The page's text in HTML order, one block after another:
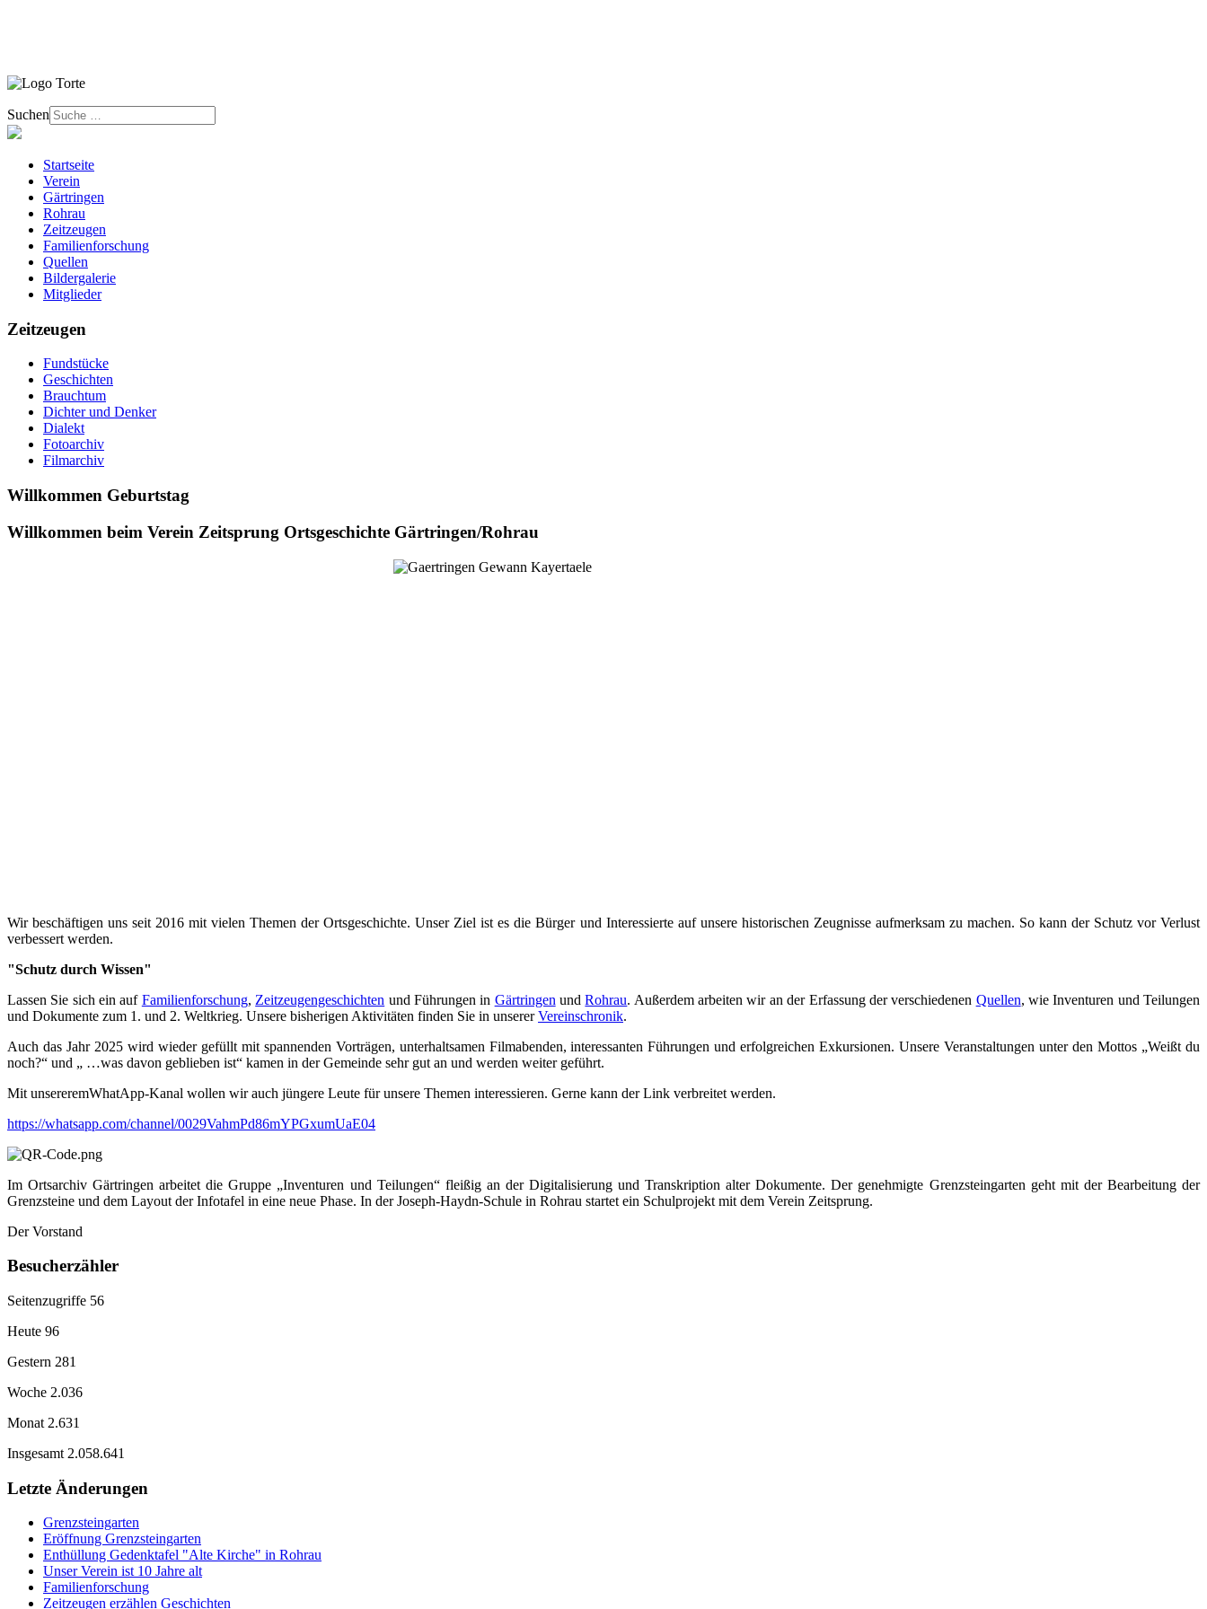
Suchen
Startseite
Verein
Gärtringen
Rohrau
Zeitzeugen
Familienforschung
Quellen
Bildergalerie
Mitglieder
Zeitzeugen
Fundstücke
Geschichten
Brauchtum
Dichter und Denker
Dialekt
Fotoarchiv
Filmarchiv
Willkommen Geburtstag
Willkommen beim Verein Zeitsprung Ortsgeschichte Gärtringen/Rohrau
Wir beschäftigen uns seit 2016 mit vielen Themen der Ortsgeschichte. Unser Ziel ist es die Bürger und Interessierte auf unsere historischen Zeugnisse aufmerksam zu machen. So kann der Schutz vor Verlust
verbessert werden.
"Schutz durch Wissen"
Lassen Sie sich ein auf Familienforschung, Zeitzeugengeschichten und Führungen in Gärtringen undRohrau. Außerdem arbeiten wir an der Erfassung der verschiedenen Quellen, wie Inventuren und Teilungen
und Dokumente zum 1. und 2. Weltkrieg. Unsere bisherigen Aktivitäten finden Sie in unsererVereinschronik.
Auch das Jahr 2025 wird wieder gefüllt mit spannenden Vorträgen, unterhaltsamen Filmabenden, interessanten Führungen und erfolgreichen Exkursionen. Unsere Veranstaltungen unter den Mottos „Weißt du
noch?“ und „ …was davon geblieben ist“ kamen in der Gemeinde sehr gut an und werden weiter geführt.
Mit unsereremWhatApp-Kanal wollen wir auch jüngere Leute für unsere Themen interessieren. Gerne kann der Link verbreitet werden.
https://whatsapp.com/channel/0029VahmPd86mYPGxumUaE04
Im Ortsarchiv Gärtringen arbeitet die Gruppe „Inventuren und Teilungen“ fleißig an der Digitalisierung und Transkription alter Dokumente. Der genehmigte Grenzsteingarten geht mit der Bearbeitung der
Grenzsteine und dem Layout der Infotafel in eine neue Phase. In der Joseph-Haydn-Schule in Rohrau startet ein Schulprojekt mit dem Verein Zeitsprung.
Der Vorstand
Besucherzähler
Seitenzugriffe 56
Heute 96
Gestern 281
Woche 2.036
Monat 2.631
Insgesamt 2.058.641
Letzte Änderungen
Grenzsteingarten
Eröffnung Grenzsteingarten
Enthüllung Gedenktafel "Alte Kirche" in Rohrau
Unser Verein ist 10 Jahre alt
Familienforschung
Zeitzeugen erzählen Geschichten